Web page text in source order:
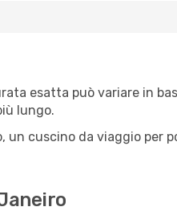
esatta può variare in
lungo.
cuscino da viaggio per